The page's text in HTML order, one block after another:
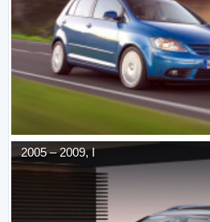
2005–2009,I